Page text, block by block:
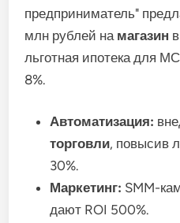
предприниматель"
млн рублей на магазин
льготная ипотека для
8%.
Автоматизация:
торговли, повысив
30%.
Маркетинг: SMM-
дают ROI 500%.